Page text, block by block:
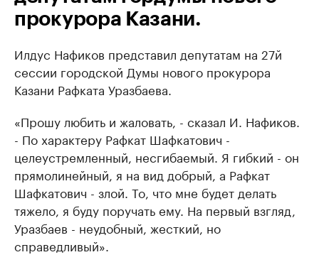
прокурора Казани.
Илдус Нафиков представил депутатам на 27й
сессии городской Думы нового прокурора
Казани Рафката Уразбаева.
«Прошу любить и жаловать, - сказал И. Нафиков.
- По характеру Рафкат Шафкатович -
целеустремленный, несгибаемый. Я гибкий - он
прямолинейный, я на вид добрый, а Рафкат
Шафкатович - злой. То, что мне будет делать
тяжело, я буду поручать ему. На первый взгляд,
Уразбаев - неудобный, жесткий, но
справедливый».